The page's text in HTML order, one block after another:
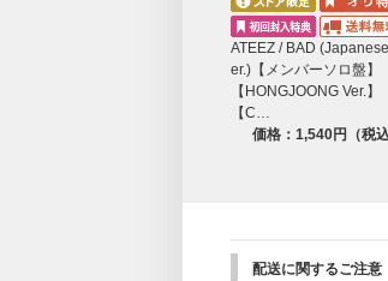
ATEEZ / BAD
er.)【メンバーソロ盤】
【HONGJOONG Ver.】
【C…
価格：1,540円（税込
配送に関するご注意